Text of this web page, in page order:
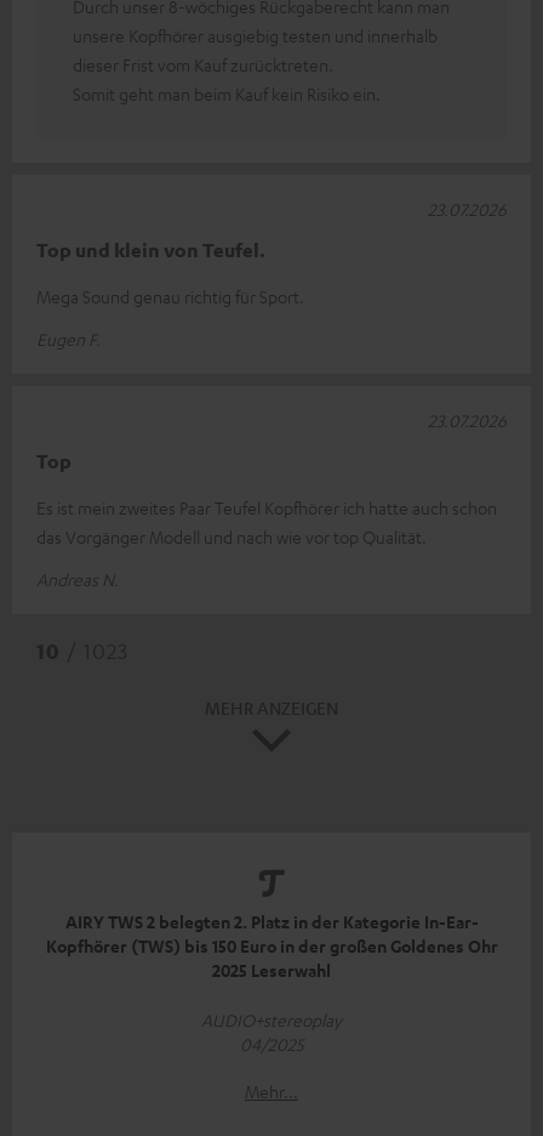
Durch unser 8-wöchiges Rückgaberecht kann man
unsere Kopfhörer ausgiebig testen und innerhalb
dieser Frist vom Kauf zurücktreten.
Somit geht man beim Kauf kein Risiko ein.
Top und klein von Teufel.
Mega Sound genau richtig für Sport.
Eugen F.
23.07.2026
Top
Es ist mein zweites Paar Teufel Kopfhörer ich hatte auch schon
das Vorgänger Modell und nach wie vor top Qualität.
Andreas N.
23.07.2026
AIRY TWS 2 belegten 2. Platz in der Kategorie In-Ear-
Kopfhörer (TWS) bis 150 Euro in der großen Goldenes Ohr
2025 Leserwahl
AUDIO+stereoplay
04/2025
Mehr...